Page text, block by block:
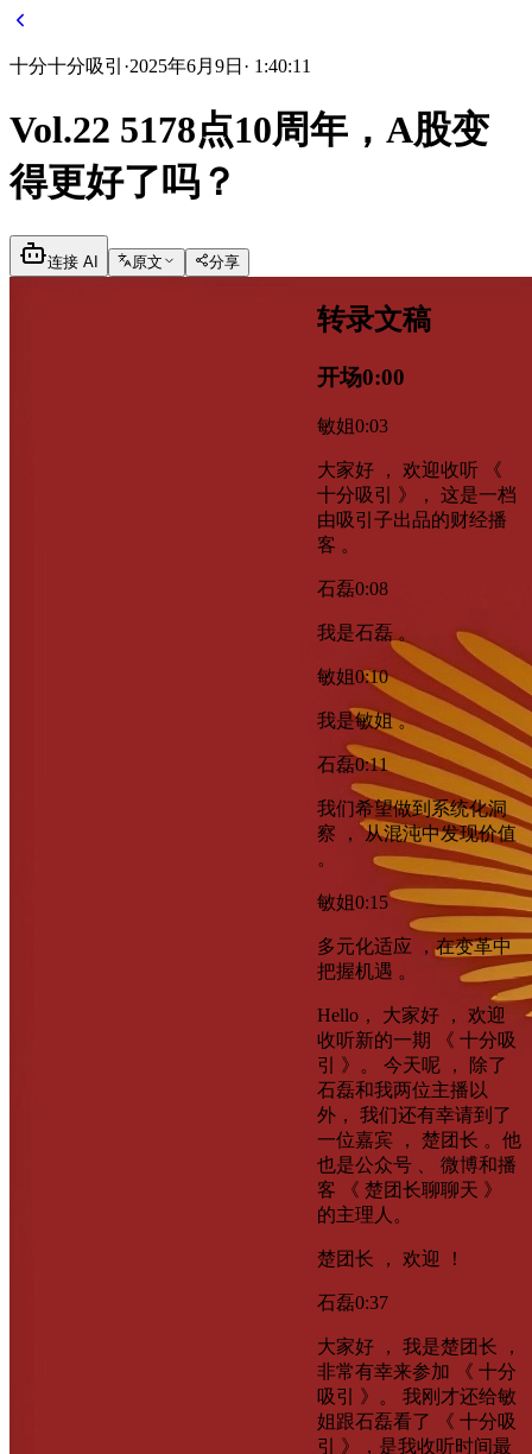
十分十分吸引 ·2025年6月9日 · 1:40:11
Vol.22 5178点10周年，A股变
得更好了吗？
连接 AI 原文 分享
转录文稿
开场0:00
敏姐0:03
大家好 ， 欢迎收听 《
十分吸引 》， 这是一档
由吸引子出品的财经播
客 。
石磊0:08
我是石磊 。
敏姐0:10
我是敏姐 。
石磊0:11
我们希望做到系统化洞
察 ， 从混沌中发现价值
。
敏姐0:15
多元化适应 ，在变革中
把握机遇 。
Hello， 大家好 ， 欢迎
收听新的一期 《 十分吸
引 》。 今天呢 ， 除了
石磊和我两位主播以
外， 我们还有幸请到了
一位嘉宾 ， 楚团长 。他
也是公众号 、 微博和播
客 《 楚团长聊聊天 》
的主理人。
楚团长 ， 欢迎 ！
石磊0:37
大家好 ， 我是楚团长 ，
非常有幸来参加 《 十分
吸引 》。 我刚才还给敏
姐跟石磊看了 《 十分吸
引 》，是我收听时间最